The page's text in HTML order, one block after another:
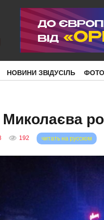
НОВИНИ ЗВІДУСІЛЬ
Миколаєва
192 читать на русском